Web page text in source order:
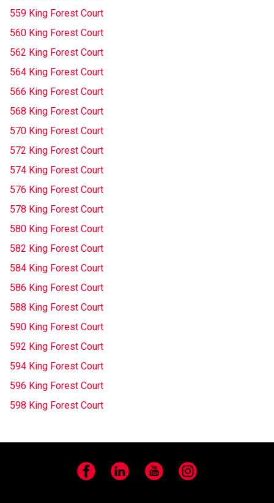
559 King Forest Court
560 King Forest Court
562 King Forest Court
564 King Forest Court
566 King Forest Court
568 King Forest Court
570 King Forest Court
572 King Forest Court
574 King Forest Court
576 King Forest Court
578 King Forest Court
580 King Forest Court
582 King Forest Court
584 King Forest Court
586 King Forest Court
588 King Forest Court
590 King Forest Court
592 King Forest Court
594 King Forest Court
596 King Forest Court
598 King Forest Court
Facebook LinkedIn YouTube Instagram